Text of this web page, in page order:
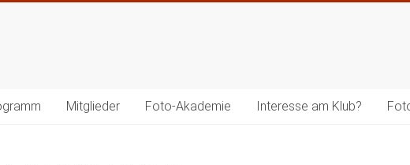
Mitglieder Foto-Akademie Interesse am Klub?